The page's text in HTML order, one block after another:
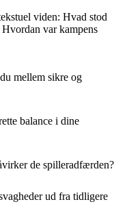
viden: Hvad stod
var kampens
mellem sikre og
balance i dine
de spilleradfærden?
ud fra tidligere